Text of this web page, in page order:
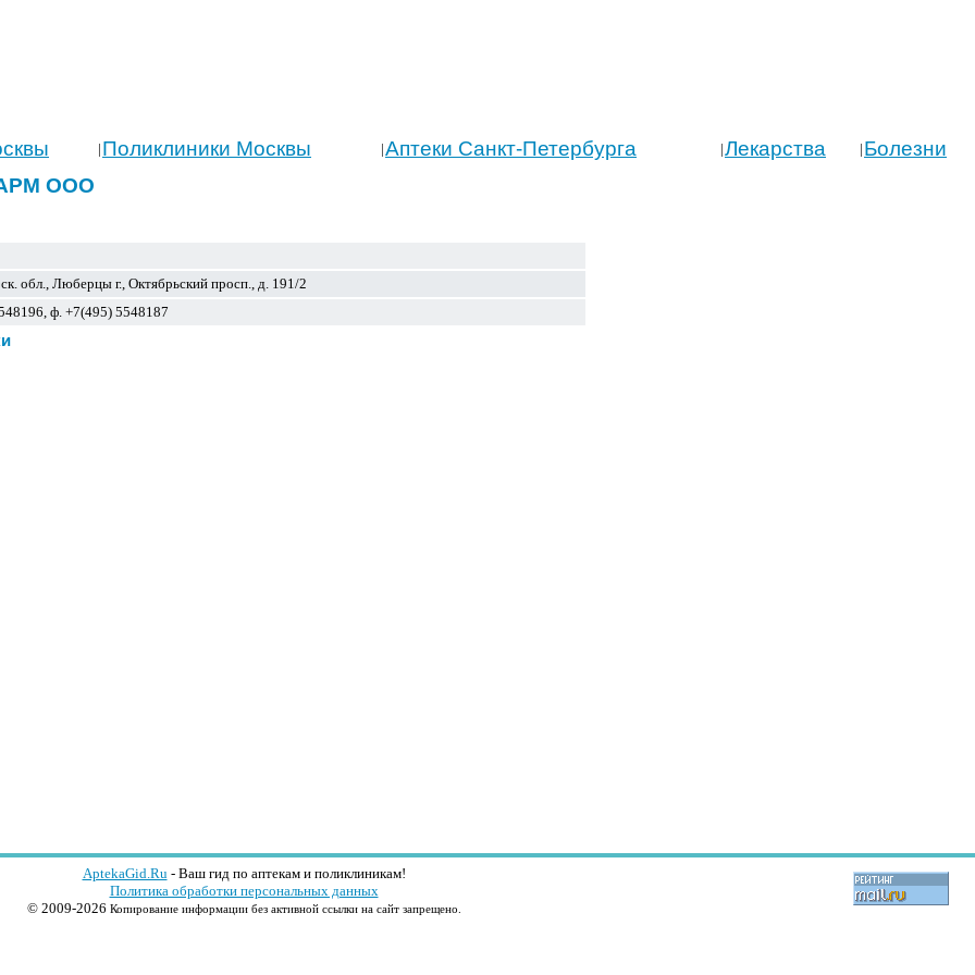
| Поликлиники Москвы |Аптеки Санкт-Петербурга |Лекарства | Болезни
ООО
обл., Люберцы г., Октябрьский просп., д. 191/2
ф. +7(495) 5548187
AptekaGid.Ru- Ваш гид по аптекам и поликлиникам!
Политика обработки персональных данных
© 2009-2026 Копирование информации без активной ссылки на сайт запрещено.